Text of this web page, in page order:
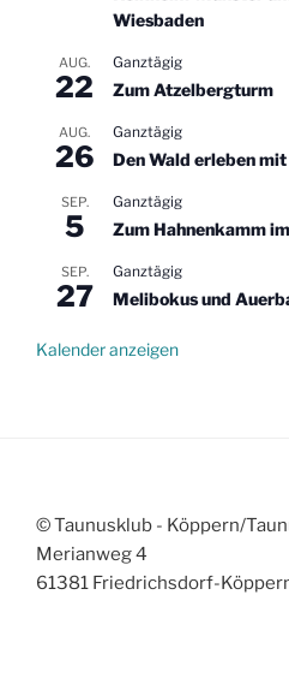
Wiesbaden
AUG.
22
Ganztägig
Zum Atzelbergturm
AUG.
26
Ganztägig
Den Wald erleben
SEP.
5
Ganztägig
Zum Hahnenkamm
SEP.
27
Ganztägig
Melibokus und
Kalender anzeigen
© Taunusklub - Köppern/
Merianweg 4
61381 Friedrichsdorf-